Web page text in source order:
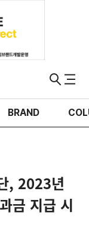
BRAND
, 2023년
금 지급 시